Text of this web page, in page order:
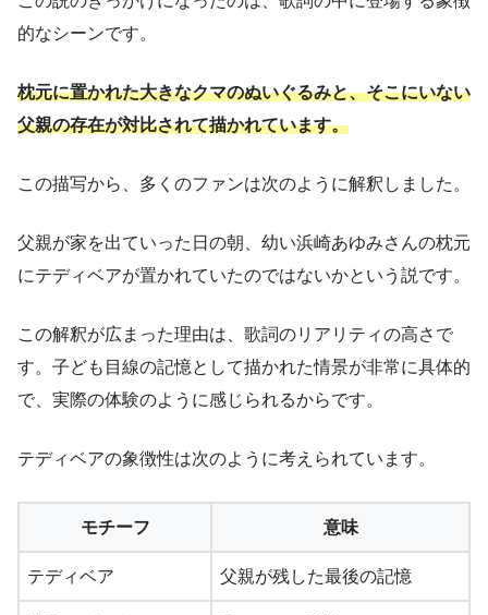
的なシーンです。
枕元に置かれた大きなクマのぬいぐるみと、そこにいない
父親の存在が対比されて描かれています。
この描写から、多くのファンは次のように解釈しました。
父親が家を出ていった日の朝、幼い浜崎あゆみさんの枕元
にテディベアが置かれていたのではないかという説です。
この解釈が広まった理由は、歌詞のリアリティの高さで
す。子ども目線の記憶として描かれた情景が非常に具体的
で、実際の体験のように感じられるからです。
テディベアの象徴性は次のように考えられています。
モチーフ 意味
テディベア 父親が残した最後の記憶